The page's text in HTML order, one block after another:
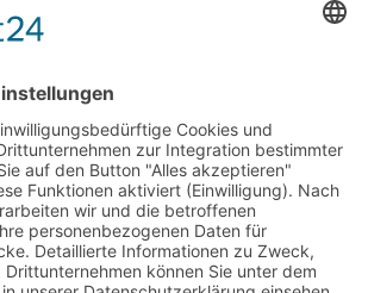
zur Säuglingssprechstunde